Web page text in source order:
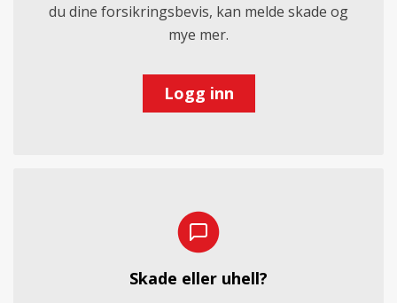
du dine forsikringsbevis, kan melde skade og
mye mer.
Logg inn
Skade eller uhell?